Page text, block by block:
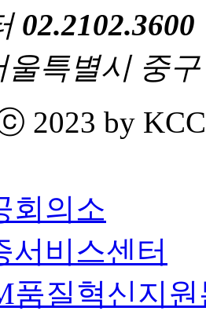
02.2102.3600
울특별시 중
2023 by
회의소
서비스센터
품질혁신지